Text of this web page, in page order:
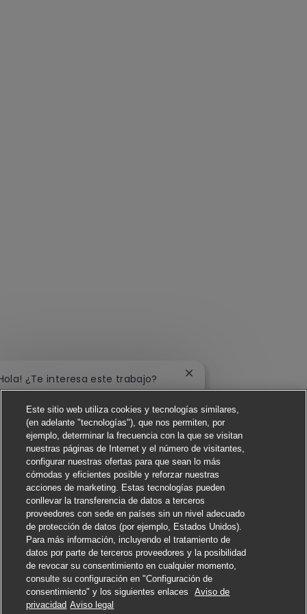
Solicitar
¿Te interesa este trabajo? Cerrar notificación de
Me interesa
Buscar trabajos similares
Este sitio web utiliza cookies y tecnologías similares,
(en adelante "tecnologías"), que nos permiten, por
ejemplo, determinar la frecuencia con la que se visitan
nuestras páginas de Internet y el número de visitantes,
configurar nuestras ofertas para que sean lo más
cómodas y eficientes posible y reforzar nuestras
acciones de marketing. Estas tecnologías pueden
conllevar la transferencia de datos a terceros
proveedores con sede en países sin un nivel adecuado
de protección de datos (por ejemplo, Estados Unidos).
Para más información, incluyendo el tratamiento de
datos por parte de terceros proveedores y la posibilidad
de revocar su consentimiento en cualquier momento,
consulte su configuración en "Configuración de
consentimiento" y los siguientes enlaces
Aviso de
privacidad Aviso legal